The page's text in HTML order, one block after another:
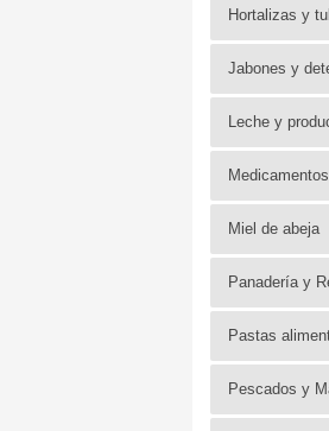
Hortalizas y
Jabones y
Leche y
Medicamentos
Miel de abeja
Panadería y
Pastas
Pescados y